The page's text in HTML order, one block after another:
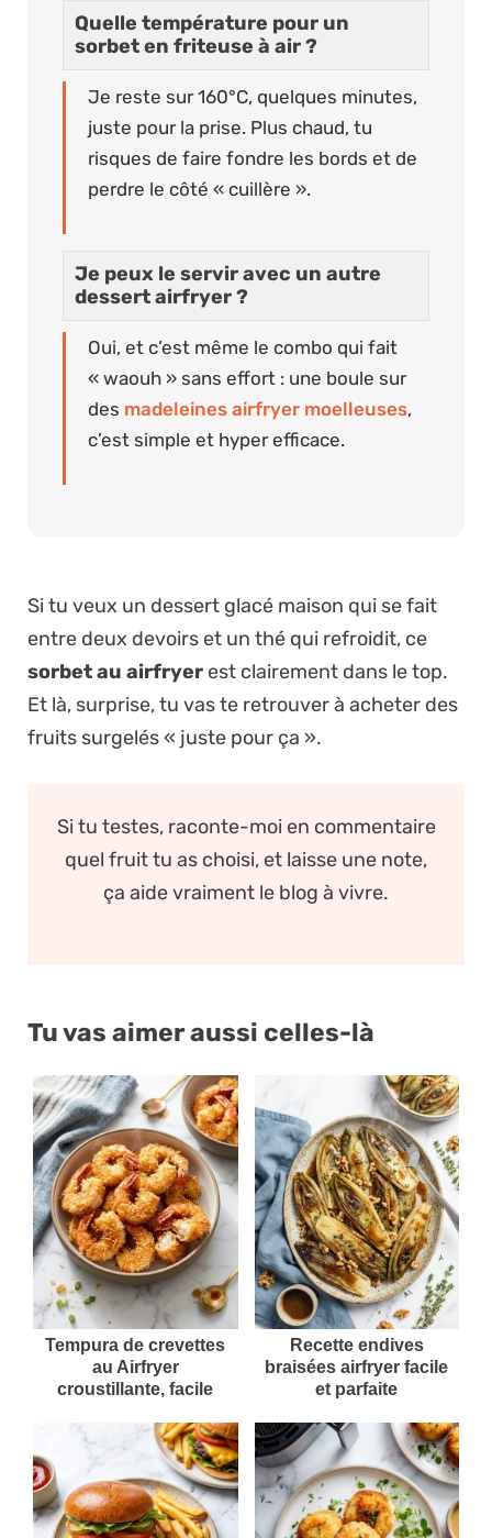
Quelle température pour un
sorbet en friteuse à air ?
Je reste sur 160°C, quelques minutes,
juste pour la prise. Plus chaud, tu
risques de faire fondre les bords et de
perdre le côté « cuillère ».
Je peux le servir avec un autre
dessert airfryer ?
Oui, et c’est même le combo qui fait
« waouh » sans effort : une boule sur
des madeleines airfryer moelleuses,
c’est simple et hyper efficace.
Si tu veux un dessert glacé maison qui se fait
entre deux devoirs et un thé qui refroidit, ce
sorbet au airfryer est clairement dans le top.
Et là, surprise, tu vas te retrouver à acheter des
fruits surgelés « juste pour ça ».
Si tu testes, raconte-moi en commentaire
quel fruit tu as choisi, et laisse une note,
ça aide vraiment le blog à vivre.
Tu vas aimer aussi celles-là
Tempura de crevettes
au Airfryer
croustillante, facile
Recette endives
braisées airfryer facile
et parfaite